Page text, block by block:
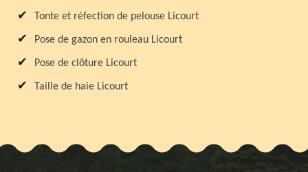
Tonte et réfection de pelouse Licourt
Pose de gazon en rouleau Licourt
Pose de clôture Licourt
Taille de haie Licourt